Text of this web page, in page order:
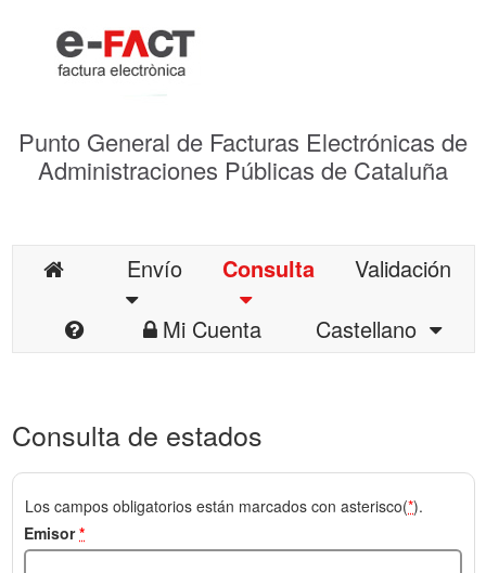
Punto General de Facturas Electrónicas de
Administraciones Públicas de Cataluña
Envío Consulta
Validación
Mi Cuenta
Castellano
Consulta de estados
Los campos obligatorios están marcados con asterisco(*).
Emisor*